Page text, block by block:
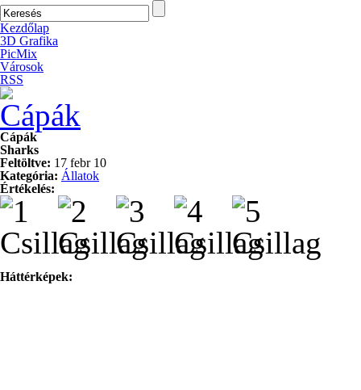
Kezdőlap
3D Grafika
PicMix
Városok
RSS
Cápák
Sharks
Feltöltve: 17 febr 10
Kategória: Állatok
Értékelés:
Háttérképek: